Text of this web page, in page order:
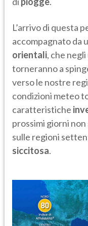
L’arrivo di questa
accompagnato da
orientali, che
torneranno a
verso le nostre
condizioni meteo
caratteristiche
prossimi giorni
sulle regioni
siccitosa.